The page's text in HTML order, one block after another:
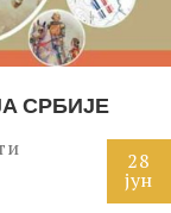
СРБИЈЕ
28
јун